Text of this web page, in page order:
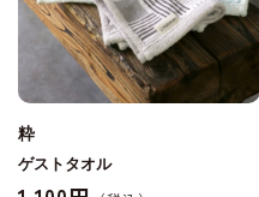
粋
ゲストタオル